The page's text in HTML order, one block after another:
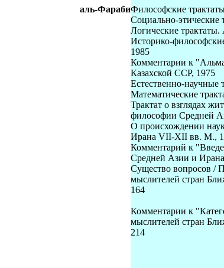
аль-ФарабиФилософские
Социально-
Логические
Историко-
1985
Комментарии к
Казахской ССР, 1975
Естественно-
Математические
Трактат о взглядах
философии Средней
О происхождении
Ирана VII-XII вв. М.,
Комментарий к
Средней Азии и
Существо вопросов /
мыслителей стран
164
Комментарии к
мыслителей стран
214